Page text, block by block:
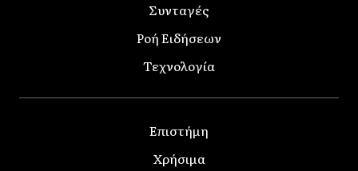
Συνταγές
Ροή Ειδήσεων
Τεχνολογία
Επιστήμη
Χρήσιμα